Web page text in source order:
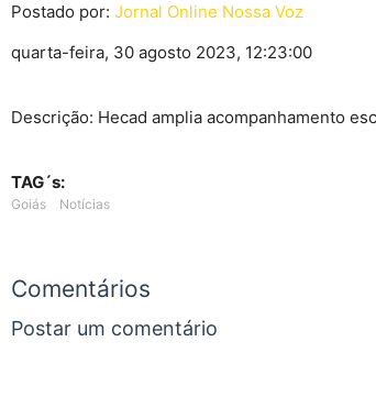
Postado por: Jornal Online Nossa Voz
quarta-feira, 30 agosto 2023, 12:23:00
Descrição: Hecad amplia acompanhamento
TAG´s:
Goiás Notícias
Comentários
Postar um comentário